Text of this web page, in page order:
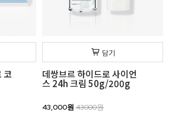
코
담기
데쌍브르 하이드로 사이언
스 24h 크림 50g/200g
43,000원 43000원